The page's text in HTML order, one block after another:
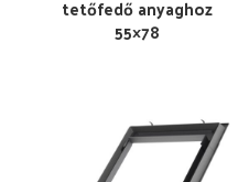
tetőfedő anyaghoz
55×78